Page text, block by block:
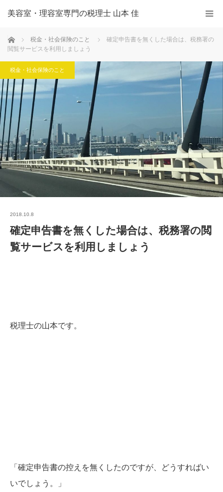
美容室・理容室専門の税理士 山本 佳
ホーム 税金・社会保険のこと
確定申告書を無くした場合は、税務署の
閲覧サービスを利用しましょう
税金・社会保険のこと
2018.10.8
確定申告書を無くした場合は、税務署の閲
覧サービスを利用しましょう
税理士の山本です。
「確定申告書の控えを無くしたのですが、どうすればい
いでしょう。」